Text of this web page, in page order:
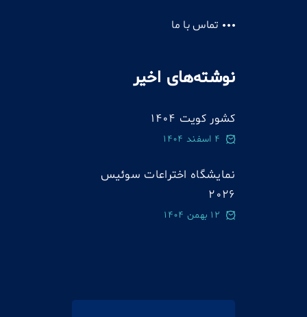
تماس با ما
نوشته‌های اخیر
کشور کویت 1404
4 اسفند 1404
نمایشگاه اختراعات سوئيس
2026
12 بهمن 1404